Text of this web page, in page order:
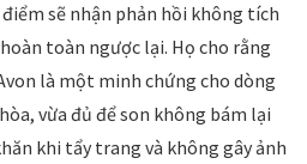
sẽ nhận phản hồi không tích
toàn ngược lại. Họ cho rằng
là một minh chứng cho dòng
vừa đủ để son không bám lại
khi tẩy trang và không gây ảnh